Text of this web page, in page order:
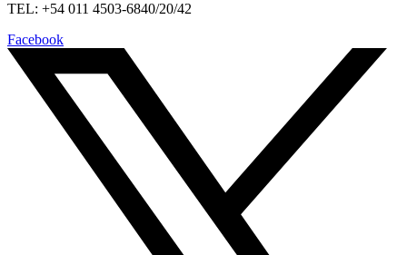
TEL: +54 011 4503-6840/20/42
Facebook